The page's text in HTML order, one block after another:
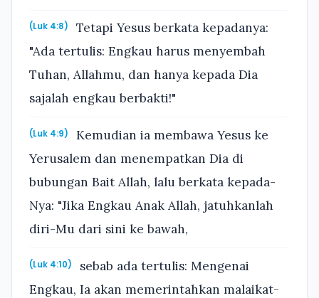
(Luk 4:8)
Tetapi Yesus berkata kepadanya:
"Ada tertulis: Engkau harus menyembah
Tuhan, Allahmu, dan hanya kepada Dia
sajalah engkau berbakti!"
(Luk 4:9)
Kemudian ia membawa Yesus ke
Yerusalem dan menempatkan Dia di
bubungan Bait Allah, lalu berkata kepada-
Nya: "Jika Engkau Anak Allah, jatuhkanlah
diri-Mu dari sini ke bawah,
(Luk 4:10)
sebab ada tertulis: Mengenai
Engkau, Ia akan memerintahkan malaikat-